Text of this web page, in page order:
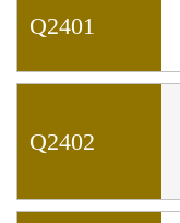
Q2401
Q2402